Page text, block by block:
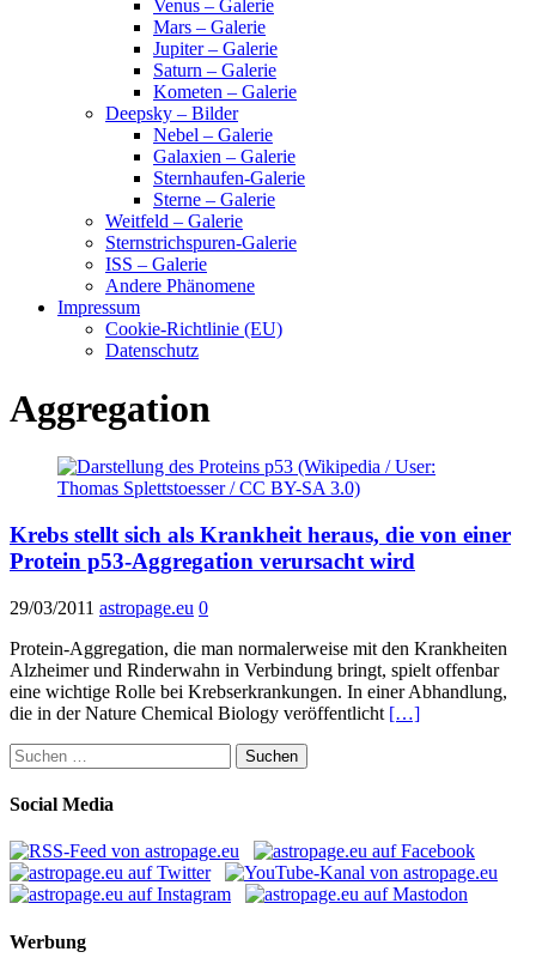
Venus – Galerie
Mars – Galerie
Jupiter – Galerie
Saturn – Galerie
Kometen – Galerie
Deepsky – Bilder
Nebel – Galerie
Galaxien – Galerie
Sternhaufen-Galerie
Sterne – Galerie
Weitfeld – Galerie
Sternstrichspuren-Galerie
ISS – Galerie
Andere Phänomene
Impressum
Cookie-Richtlinie (EU)
Datenschutz
Aggregation
Krebs stellt sich als Krankheit heraus, die von einer
Protein p53-Aggregation verursacht wird
29/03/2011 astropage.eu 0
Protein-Aggregation, die man normalerweise mit den Krankheiten
Alzheimer und Rinderwahn in Verbindung bringt, spielt offenbar
eine wichtige Rolle bei Krebserkrankungen. In einer Abhandlung,
die in der Nature Chemical Biology veröffentlicht […]
Suchen
nach:
Social Media
Werbung